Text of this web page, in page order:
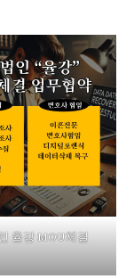
율강 MOU체결